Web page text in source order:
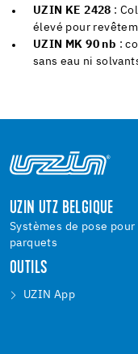
UZIN KE 2428 :
élevé pour
UZIN MK 90 nb :
sans eau ni
UZIN UTZ BELGIQUE
Systèmes de pose
parquets
OUTILS
UZIN App